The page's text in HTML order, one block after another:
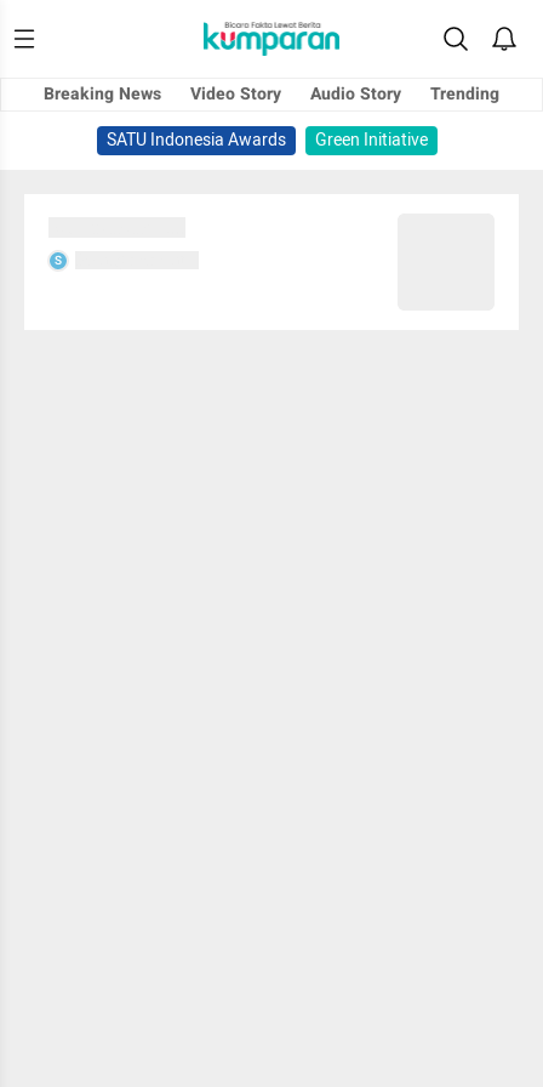
Breaking News Video Story Audio Story
Trending
SATU Indonesia Awards
Green Initiative
S